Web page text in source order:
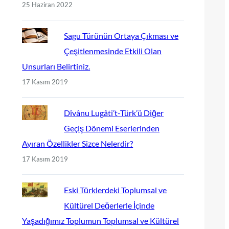
25 Haziran 2022
Sagu Türünün Ortaya Çıkması ve
Çeşitlenmesinde Etkili Olan
Unsurları Belirtiniz.
17 Kasım 2019
Dîvânu Lugâti’t-Türk’ü Diğer
Geçiş Dönemi Eserlerinden
Ayıran Özellikler Sizce Nelerdir?
17 Kasım 2019
Eski Türklerdeki Toplumsal ve
Kültürel Değerlerle İçinde
Yaşadığımız Toplumun Toplumsal ve Kültürel